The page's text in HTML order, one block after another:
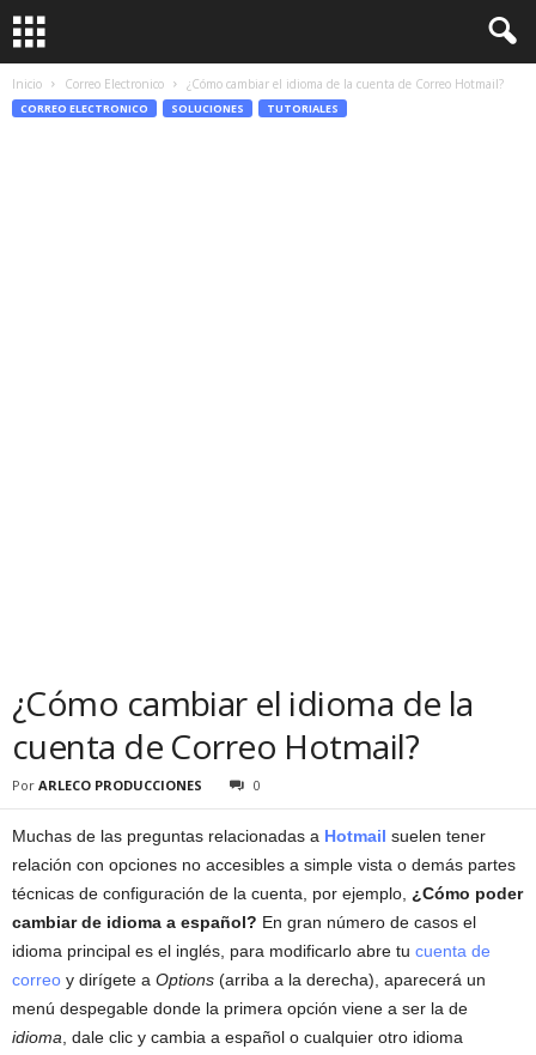
Inicio Correo Electronico ¿Cómo cambiar el idioma de la cuenta de Correo Hotmail?
CORREO ELECTRONICO SOLUCIONES TUTORIALES
¿Cómo cambiar el idioma de la
cuenta de Correo Hotmail?
Por ARLECO PRODUCCIONES 0
Muchas de las preguntas relacionadas a Hotmail suelen tener
relación con opciones no accesibles a simple vista o demás partes
técnicas de configuración de la cuenta, por ejemplo, ¿Cómo poder
cambiar de idioma a español? En gran número de casos el
idioma principal es el inglés, para modificarlo abre tu cuenta de
correo y dirígete a Options (arriba a la derecha), aparecerá un
menú despegable donde la primera opción viene a ser la de
idioma , dale clic y cambia a español o cualquier otro idioma